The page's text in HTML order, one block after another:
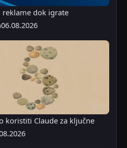
reklame dok igrate
06.08.2026
koristiti Claude za ključne